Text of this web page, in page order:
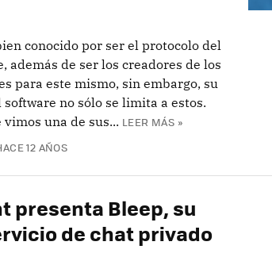
conocido por ser el protocolo del
además de ser los creadores de los
para este mismo, sin embargo, su
no sólo se limita a estos.
una de sus... LEER MÁS »
12 AÑOS
presenta Bleep, su
de chat privado